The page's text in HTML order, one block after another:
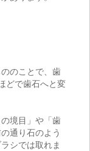
のことで、歯
どで歯石へと変
境目」や「歯
通り石のよう
シでは取れま